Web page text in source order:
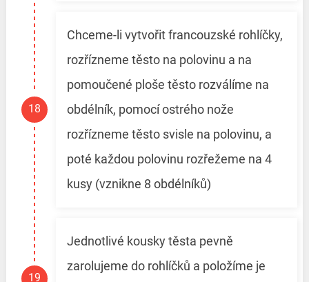
Chceme-li vytvořit francouzské rohlíčky,
rozřízneme těsto na polovinu a na
pomoučené ploše těsto rozválíme na
obdélník, pomocí ostrého nože
rozřízneme těsto svisle na polovinu, a
poté každou polovinu rozřežeme na 4
kusy (vznikne 8 obdélníků)
Jednotlivé kousky těsta pevně
zarolujeme do rohlíčků a položíme je